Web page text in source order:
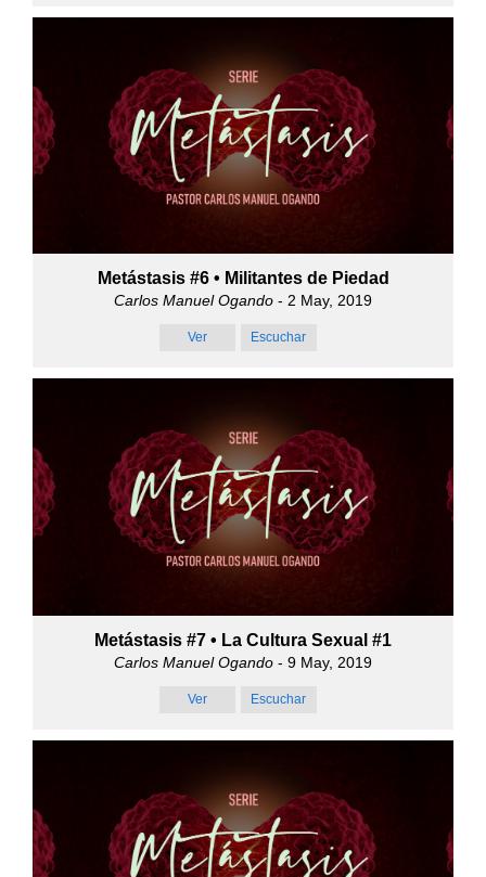
Metástasis #6 • Militantes de Piedad
Carlos Manuel Ogando - 2 May, 2019
Ver Escuchar
Metástasis #7 • La Cultura Sexual #1
Carlos Manuel Ogando - 9 May, 2019
Ver Escuchar